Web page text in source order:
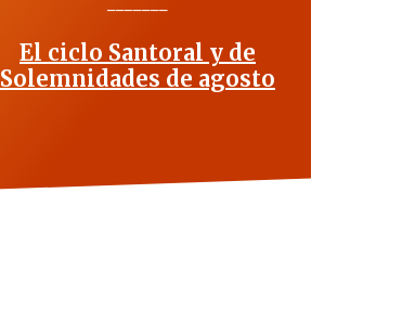
El ciclo Santoral y de
Solemnidades de agosto